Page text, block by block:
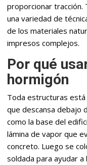
proporcionar tracción.
una variedad de
de los materiales
impresos complejos.
Por qué
hormigón
Toda estructuras
que descansa debajo
como la base del
lámina de vapor que
concreto. Luego se
soldada para ayudar a